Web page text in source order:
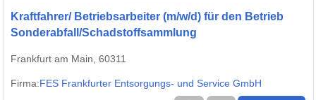
Kraftfahrer/ Betriebsarbeiter (m/w/d) für den Betrieb
Sonderabfall/Schadstoffsammlung
Frankfurt am Main, 60311
Firma:FES Frankfurter Entsorgungs- und Service GmbH